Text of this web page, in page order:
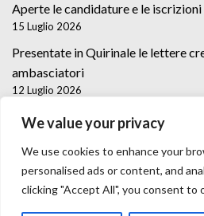
We value your privacy
We use cookies to enhance your
personalised ads or content, and
clicking "Accept All", you consent to
Aperte le candidature e le
15 Luglio 2026
Presentate in Quirinale le lettere
ambasciatori
12 Luglio 2026
Lettere credenziali di 5 nuovi